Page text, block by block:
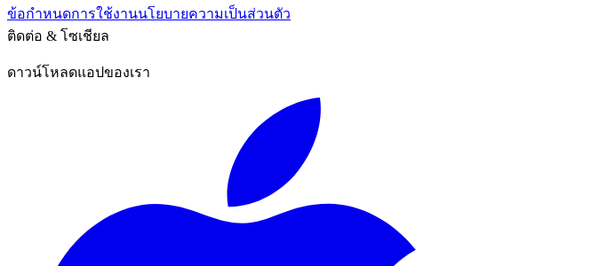
ข้อกำหนดการใช้งานนโยบายความเป็นส่วนตัว
ติดต่อ & โซเชียล
ดาวน์โหลดแอปของเรา